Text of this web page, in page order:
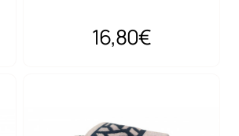
16,80€